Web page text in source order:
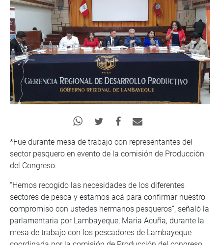
*Fue durante mesa de trabajo con representantes del
sector pesquero en evento de la comisión de Producción
del Congreso.
“Hemos recogido las necesidades de los diferentes
sectores de pesca y estamos acá para confirmar nuestro
compromiso con ustedes hermanos pesqueros”, señaló la
parlamentaria por Lambayeque, Maria Acuña, durante la
mesa de trabajo con los pescadores de Lambayeque